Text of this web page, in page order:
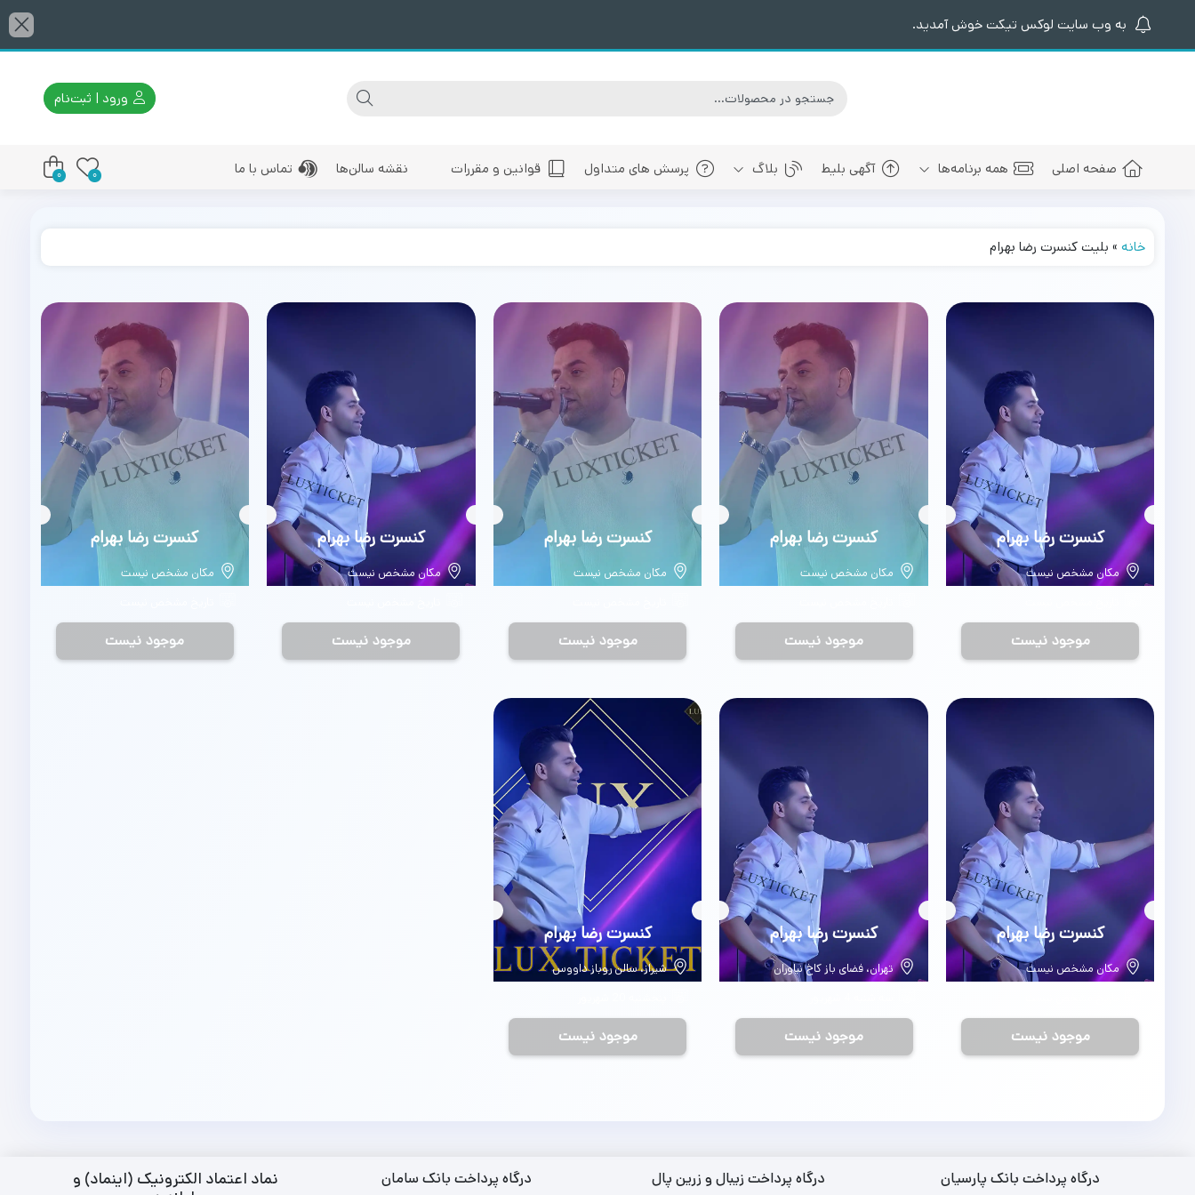
به وب سایت لوکس تیکت خوش آمدید.
ورود | ثبت‌نام
صفحه اصلی همه برنامه‌ها
بلیط کنسرت های پیش رو شیراز
بلیط کنسرت های پیش رو سایر شهرها
آگهی بلیط بلاگ
رضا صادقی
پرسش های متداول قوانین و مقررات نقشه سالن‌ها تماس با ما 0
0
خانه» بلیت کنسرت رضا بهرام
بلیط
کنسرت رضا بهرام
مکان مشخص نیست
موجود نیست
بلیط
کنسرت رضا بهرام
مکان مشخص نیست
موجود نیست
بلیط
کنسرت رضا بهرام
مکان مشخص نیست
موجود نیست
بلیط
کنسرت رضا بهرام
مکان مشخص نیست
موجود نیست
بلیط
کنسرت رضا بهرام
مکان مشخص نیست
موجود نیست
بلیط
کنسرت رضا بهرام
مکان مشخص نیست
موجود نیست
بلیط
کنسرت رضا بهرام
تهران، فضای باز کاخ نیاوران
موجود نیست
بلیط
کنسرت رضا بهرام
شیراز، سالن روباز داووس
موجود نیست
درگاه پرداخت بانک پارسیان درگاه پرداخت زیبال و زرین پال درگاه پرداخت بانک سامان
نماد اعتماد الکترونیک (اینماد) و